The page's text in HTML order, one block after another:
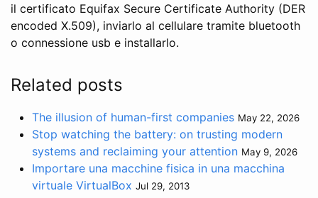
il certificato Equifax Secure Certificate Authority (DER
encoded X.509), inviarlo al cellulare tramite bluetooth
o connessione usb e installarlo.
Related posts
The illusion of human-first companies May 22, 2026
Stop watching the battery: on trusting modern
systems and reclaiming your attention May 9, 2026
Importare una macchine fisica in una macchina
virtuale VirtualBox Jul 29, 2013